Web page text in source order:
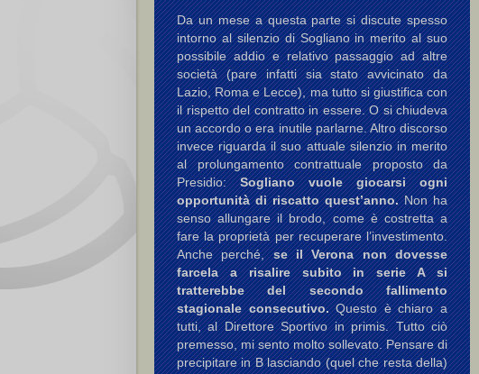
Da un mese a questa parte si discute spesso
intorno al silenzio di Sogliano in merito al suo
possibile addio e relativo passaggio ad altre
società (pare infatti sia stato avvicinato da
Lazio, Roma e Lecce), ma tutto si giustifica con
il rispetto del contratto in essere. O si chiudeva
un accordo o era inutile parlarne. Altro discorso
invece riguarda il suo attuale silenzio in merito
al prolungamento contrattuale proposto da
Presidio:Sogliano vuole giocarsi ogni
opportunità di riscatto quest’anno.Non ha
senso allungare il brodo, come è costretta a
fare la proprietà per recuperare l’investimento.
Anche perché,se il Verona non dovesse
farcela a risalire subito in serie A si
tratterebbe del secondo fallimento
stagionale consecutivo.Questo è chiaro a
tutti, al Direttore Sportivo in primis. Tutto ciò
premesso, mi sento molto sollevato. Pensare di
precipitare in B lasciando (quel che resta della)